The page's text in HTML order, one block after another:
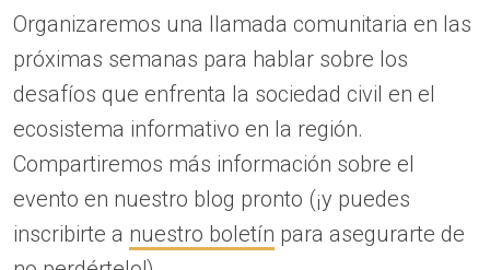
Organizaremos una llamada comunitaria en las
próximas semanas para hablar sobre los
desafíos que enfrenta la sociedad civil en el
ecosistema informativo en la región.
Compartiremos más información sobre el
evento en nuestro blog pronto (¡y puedes
inscribirte a nuestro boletín para asegurarte de